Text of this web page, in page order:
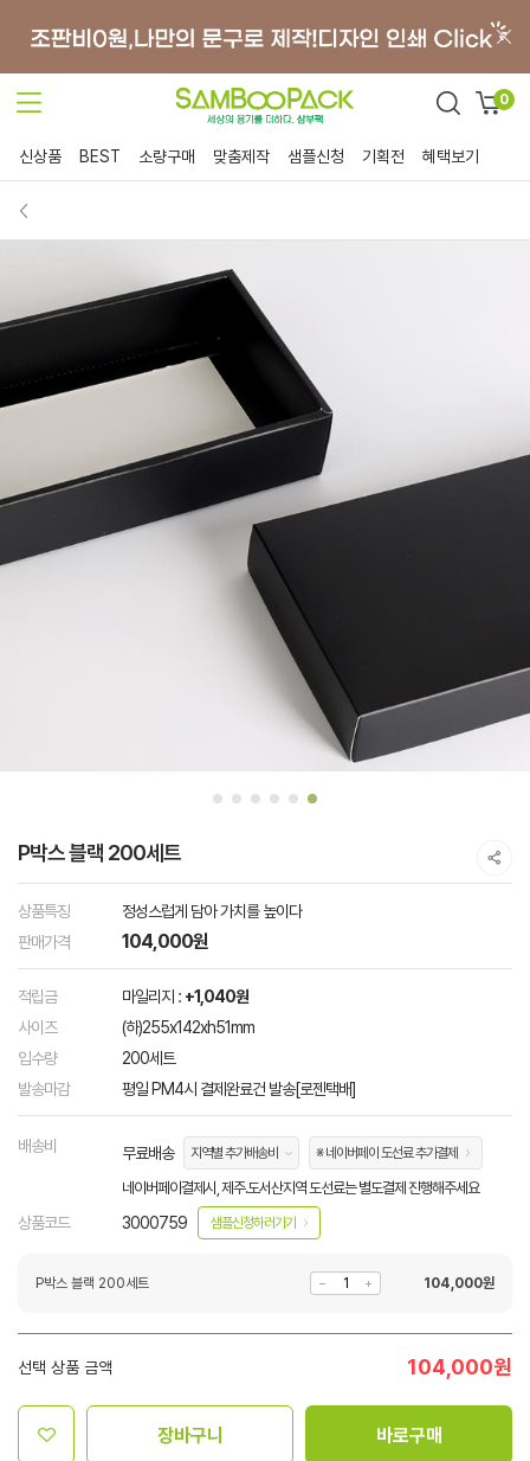
0
신상품 BEST 소량구매 맞춤제작 샘플신청 기획전 혜택보기
P박스 블랙 200세트
상품특징
정성스럽게 담아 가치를 높이다
판매가격
104,000원
적립금 마일리지 : +1,040원
사이즈
(하)255x142xh51mm
입수량
200세트
발송마감
평일 PM4시 결제완료건 발송[로젠택배]
배송비 무료배송 지역별 추가배송비 ※ 네이버페이 도선료 추가결제
네이버페이결제시, 제주.도서산지역 도선료는 별도결제 진행해주세요
상품코드 3000759 샘플신청하러가기
P박스 블랙 200세트 104,000원
선택 상품 금액 104,000원
장바구니 바로구매